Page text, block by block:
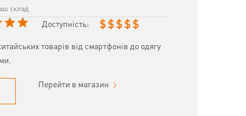
склад
Доступність: $ $ $ $ $
товарів від смартфонів до одягу
Перейти в магазин